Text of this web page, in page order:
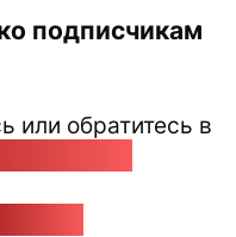
подписчикам
или обратитесь в